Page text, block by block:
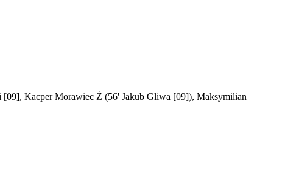
Kacper Morawiec Ż (56' Jakub Gliwa [09]), Maksymilian